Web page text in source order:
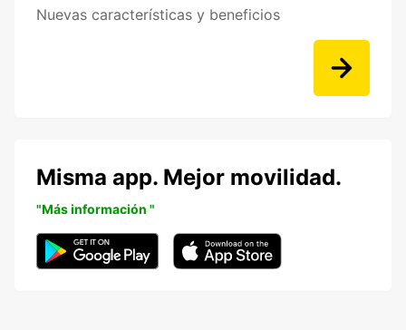
Nuevas características y beneficios
Misma app. Mejor movilidad.
"Más información "